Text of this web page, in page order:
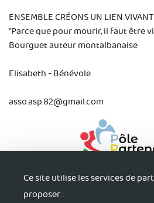
ENSEMBLE CRÉONS UN LIEN
"Parce que pour mourir, il faut être
Bourguet auteur montalbanaise
Elisabeth - Bénévole.
asso.asp.82@gmail.com
Ce site utilise les services de
proposer :